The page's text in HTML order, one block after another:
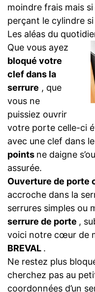
moindre frais mais
perçant le cylindre
Les aléas du
Que vous ayez
bloqué votre
clef dans la
serrure , que
vous ne
puissiez ouvrir
votre porte celle-ci
avec une clef dans
points ne daigne
assurée.
Ouverture de porte
accroche dans la
serrures simples ou
serrure de porte ,
voici notre cœur de
BREVAL .
Ne restez plus
cherchez pas au
coordonnées d’un